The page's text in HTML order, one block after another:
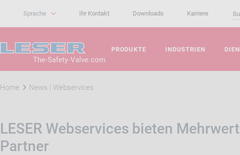
Ihr Kontakt Downloads Karriere
Sprache
The-Safety-Valve.com
PRODUKTE INDUSTRIEN
Home News | Webservices
LESER Webservices bieten
Partner